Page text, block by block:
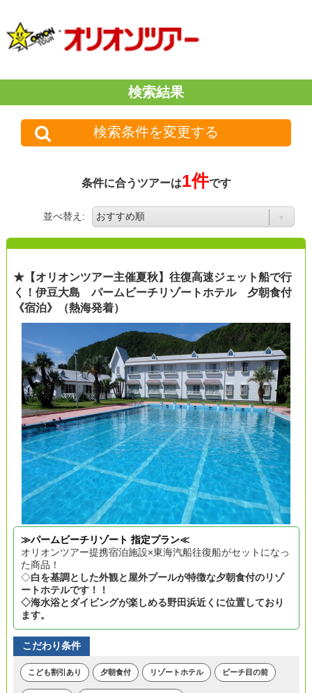
検索結果
検索条件を変更する
条件に合うツアーは1件です
並べ替え:
★【オリオンツアー主催夏秋】往復高速ジェット船で行
く！伊豆大島 パームビーチリゾートホテル 夕朝食付
《宿泊》（熱海発着）
≫パームビーチリゾート 指定プラン≪
オリオンツアー提携宿泊施設×東海汽船往復船がセットになっ
た商品！
◇白を基調とした外観と屋外プールが特徴な夕朝食付のリゾ
ートホテルです！！
◇海水浴とダイビングが楽しめる野田浜近くに位置しており
ます。
こだわり条件
こども割引あり 夕朝食付 リゾートホテル ビーチ目の前